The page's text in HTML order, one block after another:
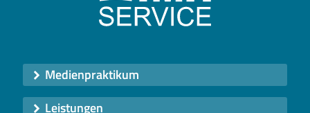
Medienpraktikum
Leistungen